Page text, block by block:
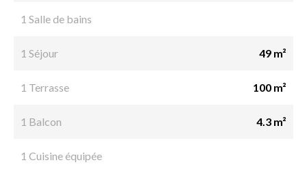
1 Salle de bains
1 Séjour 49 m²
1 Terrasse 100 m²
1 Balcon 4.3 m²
1 Cuisine équipée